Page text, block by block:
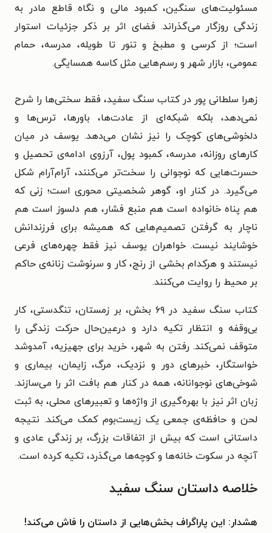
مسئولیت‌های سنگین، کمبود مالی و نگاه قاطع مادر به
زندگی روزگار می‌گذراند. فضای اثر بر ذکر جزئیات استوار
است؛ از کرسی و مطبخ و تنور تا طویله، مدرسه، حمام
عمومی، بازار شهر و رسم‌هایی مثل کاسه همسایگی.
زهرا سلطانی پور در کتاب سنگ سفید، فقط سختی‌ها را شرح
نمی‌دهد، بلکه شبکه‌ای از عادت‌ها، باورها، ترس‌ها و
دلخوشی‌های کوچک را نیز نشان می‌دهد. یوسف در میان
کارهای روزانه، مدرسه، کمبود پول، آرزوی ادامه‌ی تحصیل و
حسرت‌هایی که نوجوانی را سخت‌تر می‌کنند، آرام‌آرام شکل
می‌گیرد. در کنار او، گوهر شخصیتی محوری است؛ زنی که
هم پناه خانواده است هم منبع فشار، هم دلسوز است هم
ناچار به گرفتن تصمیم‌هایی که همیشه برای فرزندانش
خوشایند نیست. خواهران یوسف نیز فقط چهره‌های فرعی
نیستند و هرکدام بخشی از رنج، کار و سرنوشت زنانه‌ی حاکم
بر محیط را روایت می‌کنند.
کتاب سنگ سفید در ۶۹ بخش، بر زمستان، تنگدستی، کار
بی‌وقفه و انتظار تکیه دارد و درعین‌حال حرکت زندگی را
متوقف نمی‌کند. رفتن به شهر، خرید برای جهیزیه، آمدوشد
خواستگار، خبرهای دور و نزدیک، مرگ، زایمان، بیماری و
شوخی‌های نوجوانانه، همه در کنار هم بافت اثر را می‌سازند.
زبان اثر نیز با بهره‌گیری از واژه‌ها و تعبیرهای محلی، به ثبت
لحن و حافظه‌ی جمعی یک زیست‌بوم کمک می‌کند. نتیجه
داستانی است که بیش از اتفاقات بزرگ، بر زندگی عادی و
آنچه در سکوت خانه‌ها و کوچه‌ها می‌گذرد، تکیه کرده است.
خلاصه داستان سنگ سفید
هشدار: این پاراگراف بخش‌هایی از داستان را فاش می‌کند!